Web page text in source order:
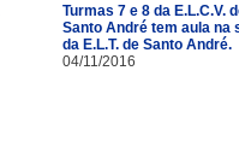
Turmas 7 e 8 da E.L.C.V.
Santo André tem aula na
da E.L.T. de Santo André.
04/11/2016